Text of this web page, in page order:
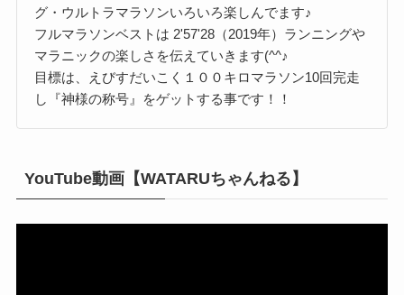
グ・ウルトラマラソンいろいろ楽しんでます♪
フルマラソンベストは 2'57'28（2019年）ランニングや
マラニックの楽しさを伝えていきます(^^♪
目標は、えびすだいこく１００キロマラソン10回完走
し『神様の称号』をゲットする事です！！
YouTube動画【WATARUちゃんねる】